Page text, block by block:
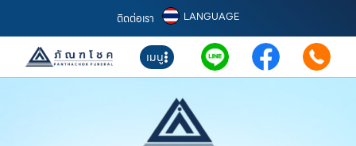
ติดต่อเรา LANGUAGE
เมนู